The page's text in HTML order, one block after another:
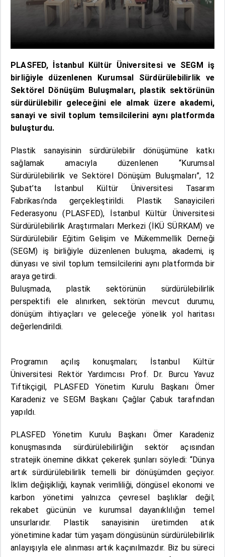
PLASFED, İstanbul Kültür Üniversitesi ve SEGM iş
birliğiyle düzenlenen Kurumsal Sürdürülebilirlik ve
Sektörel Dönüşüm Buluşmaları, plastik sektörünün
sürdürülebilir geleceğini ele almak üzere akademi,
sanayi ve sivil toplum temsilcilerini aynı platformda
buluşturdu.
Plastik sanayisinin sürdürülebilir dönüşümüne katkı
sağlamak amacıyla düzenlenen “Kurumsal
Sürdürülebilirlik ve Sektörel Dönüşüm Buluşmaları”, 12
Şubat’ta İstanbul Kültür Üniversitesi Tasarım
Fabrikası’nda gerçekleştirildi. Plastik Sanayicileri
Federasyonu (PLASFED), İstanbul Kültür Üniversitesi
Sürdürülebilirlik Araştırmaları Merkezi (İKÜ SÜRKAM) ve
Sürdürülebilir Eğitim Gelişim ve Mükemmellik Derneği
(SEGM) iş birliğiyle düzenlenen buluşma, akademi, iş
dünyası ve sivil toplum temsilcilerini aynı platformda bir
araya getirdi.
Buluşmada, plastik sektörünün sürdürülebilirlik
perspektifi ele alınırken, sektörün mevcut durumu,
dönüşüm ihtiyaçları ve geleceğe yönelik yol haritası
değerlendirildi.
Programın açılış konuşmaları; İstanbul Kültür
Üniversitesi Rektör Yardımcısı Prof. Dr. Burcu Yavuz
Tiftikçigil, PLASFED Yönetim Kurulu Başkanı Ömer
Karadeniz ve SEGM Başkanı Çağlar Çabuk tarafından
yapıldı.
PLASFED Yönetim Kurulu Başkanı Ömer Karadeniz
konuşmasında sürdürülebilirliğin sektör açısından
stratejik önemine dikkat çekerek şunları söyledi: “Dünya
artık sürdürülebilirlik temelli bir dönüşümden geçiyor.
İklim değişikliği, kaynak verimliliği, döngüsel ekonomi ve
karbon yönetimi yalnızca çevresel başlıklar değil;
rekabet gücünün ve kurumsal dayanıklılığın temel
unsurlarıdır. Plastik sanayisinin üretimden atık
yönetimine kadar tüm yaşam döngüsünün sürdürülebilirlik
anlayışıyla ele alınması artık kaçınılmazdır. Biz bu süreci